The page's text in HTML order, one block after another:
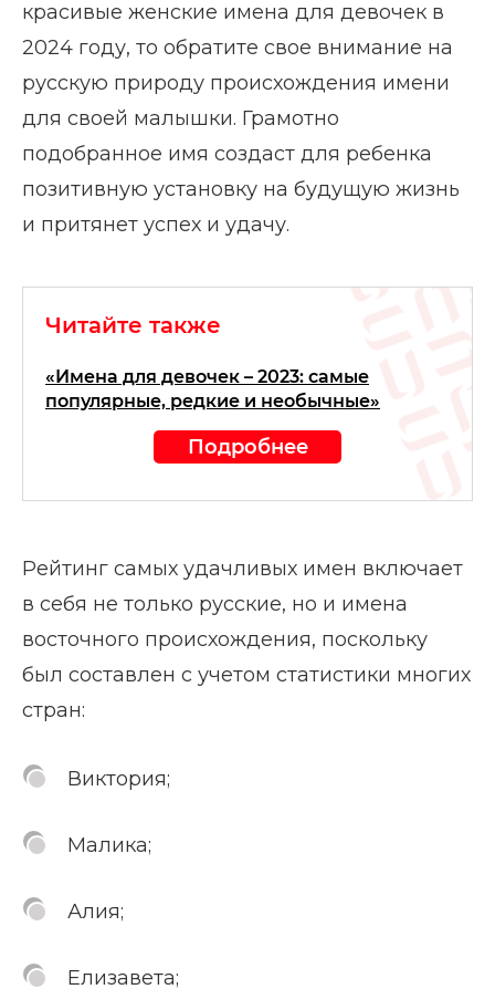
красивые женские имена для девочек в
2024 году, то обратите свое внимание на
русскую природу происхождения имени
для своей малышки. Грамотно
подобранное имя создаст для ребенка
позитивную установку на будущую жизнь
и притянет успех и удачу.
Читайте также
«Имена для девочек – 2023: самые
популярные, редкие и необычные»
Подробнее
Рейтинг самых удачливых имен включает
в себя не только русские, но и имена
восточного происхождения, поскольку
был составлен с учетом статистики многих
стран:
Виктория;
Малика;
Алия;
Елизавета;